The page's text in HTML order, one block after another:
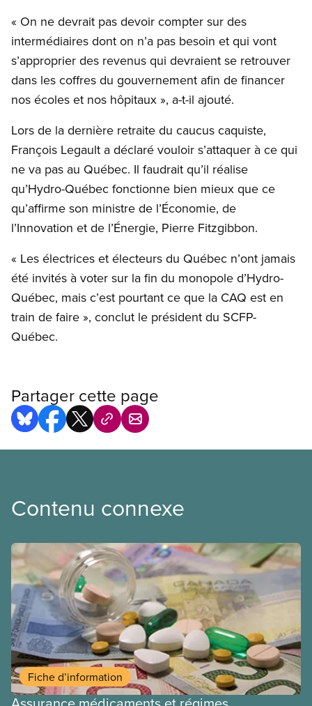
« On ne devrait pas devoir compter sur des
intermédiaires dont on n’a pas besoin et qui vont
s’approprier des revenus qui devraient se retrouver
dans les coffres du gouvernement afin de financer
nos écoles et nos hôpitaux », a-t-il ajouté.
Lors de la dernière retraite du caucus caquiste,
François Legault a déclaré vouloir s’attaquer à ce qui
ne va pas au Québec. Il faudrait qu’il réalise
qu’Hydro-Québec fonctionne bien mieux que ce
qu’affirme son ministre de l’Économie, de
l’Innovation et de l’Énergie, Pierre Fitzgibbon.
« Les électrices et électeurs du Québec n’ont jamais
été invités à voter sur la fin du monopole d’Hydro-
Québec, mais c’est pourtant ce que la CAQ est en
train de faire », conclut le président du SCFP-
Québec.
Partager cette page
Contenu connexe
Fiche d’information